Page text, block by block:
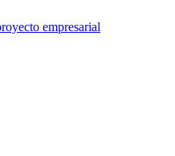
empresarial